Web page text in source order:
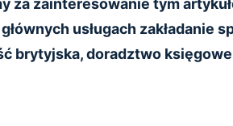
za zainteresowanie tym
usługach zakładanie
brytyjska, doradztwo księgowe